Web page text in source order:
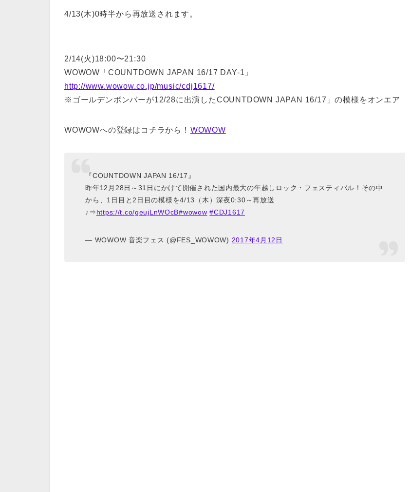
4/13(木)0時半から再放送されます。
2/14(火)18:00〜21:30
WOWOW「COUNTDOWN JAPAN 16/17 DAY-1」
http://www.wowow.co.jp/music/cdj1617/
※ゴールデンボンバーが12/28に出演したCOUNTDOWN JAPAN 16/17」の模様をオンエア
WOWOWへの登録はコチラから！ WOWOW
『COUNTDOWN JAPAN 16/17』
昨年12月28日～31日にかけて開催された国内最大の年越しロック・フェスティバル！その中
から、1日目と2日目の模様を4/13（木）深夜0:30～再放送
♪⇒https://t.co/geujLnWOcB#wowow #CDJ1617
— WOWOW 音楽フェス (@FES_WOWOW) 2017年4月12日